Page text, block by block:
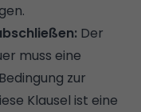
Der
muss eine
zur
Klausel ist eine